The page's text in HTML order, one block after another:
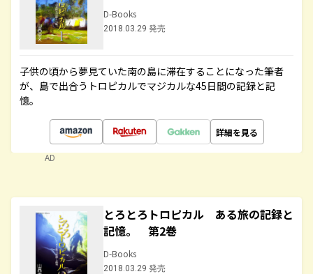
D-Books
2018.03.29 発売
子供の頃から夢見ていた南の島に滞在することになった筆者
が、島で出合うトロピカルでマジカルな45日間の記録と記
憶。
詳細を見る
AD
とろとろトロピカル ある旅の記録と
記憶。 第2巻
D-Books
2018.03.29 発売